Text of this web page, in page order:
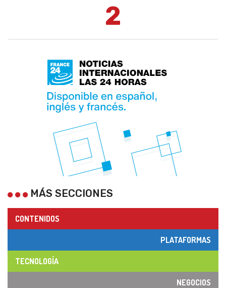
2
MÁS SECCIONES
CONTENIDOS
PLATAFORMAS
TECNOLOGÍA
NEGOCIOS